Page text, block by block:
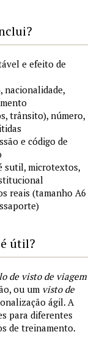
e efeito de
nacionalidade,
trânsito), número,
e código de
sutil, microtextos,
reais (tamanho A6
útil?
de visto de viagem
ou um visto de
ágil. A
para diferentes
de treinamento.